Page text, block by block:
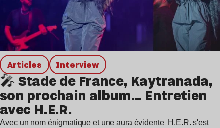
Articles interview
🎤 Stade de France, Kaytranada,
son prochain album… Entretien
avec H.E.R.
Avec un nom énigmatique et une aura évidente, H.E.R. s'est